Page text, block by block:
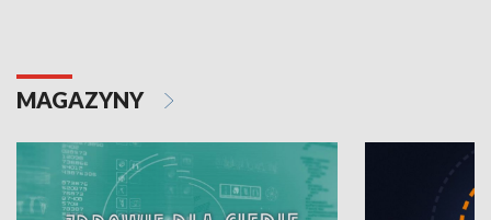
MAGAZYNY